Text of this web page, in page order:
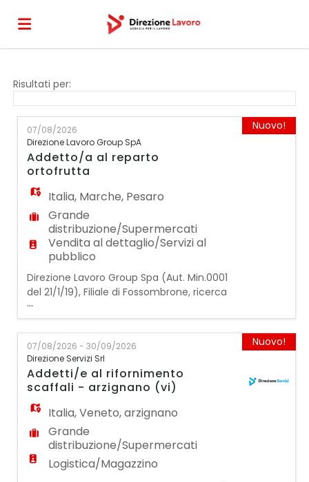
Offerte
di
lavoro
Carica
il
CV
Login
Risultati per:
07/08/2026
Direzione Lavoro Group SpA
Addetto/a al reparto
ortofrutta
Italia, Marche, Pesaro
Grande
distribuzione/Supermercati
Vendita al dettaglio/Servizi al
pubblico
Direzione Lavoro Group Spa (Aut. Min.0001
del 21/1/19), Filiale di Fossombrone, ricerca
un/a ADDETTO/A AL REPARTO ORTOFRUTTA
La figura ricercata dovrà svolgere le
seguenti mansioni: ● Gestione del reparto
ortofrutta ● Esposizione dei prodotti ●
Controllo e verifica dei prodotti rispettando
gli standard qualitativi ● Rifornimento
merce ● A
...
Nuovo!
07/08/2026 - 30/09/2026
Direzione Servizi Srl
Addetti/e al rifornimento
scaffali - arzignano (vi)
Italia,Veneto,arzignano
Grande
distribuzione/Supermercati
Logistica/Magazzino
Nuovo!